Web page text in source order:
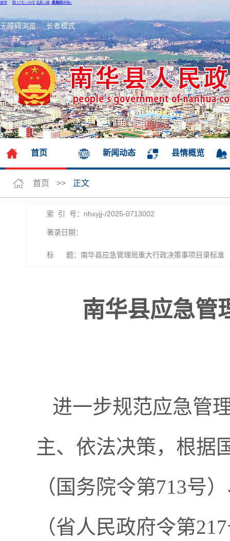
无障碍浏览 长者模式
首页 新闻动态 县情概览
首页 >> 正文
索 引 号：nhxyjj-/2025-0713002
著录日期：
标 题：南华县应急管理局重大行政决策事项目录标准
南华县应急管
进一步规范应急管
主、依法决策，根据
（国务院令第713号
（省人民政府令第